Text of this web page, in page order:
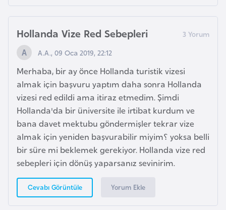
Hollanda Vize Red Sebepleri
A.A., 09 Oca 2019, 22:12
Merhaba, bir ay önce Hollanda turistik vizesi
almak için başvuru yaptım daha sonra Hollanda
vizesi red edildi ama itiraz etmedim. Şimdi
Hollanda'da bir üniversite ile irtibat kurdum ve
bana davet mektubu göndermişler tekrar vize
almak için yeniden başvurabilir miyim؟ yoksa belli
bir süre mi beklemek gerekiyor. Hollanda vize red
sebepleri için dönüş yaparsanız sevinirim.
Cevabı Görüntüle Yorum Ekle
l
a
n
d
i
y
a
F
r
a
n
s